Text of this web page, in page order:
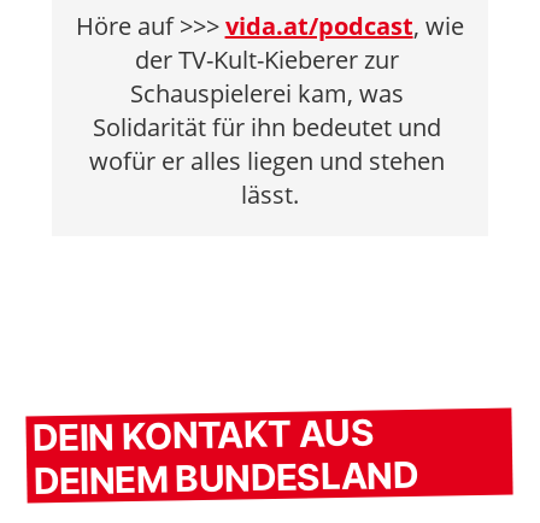
Höre auf >>> vida.at/podcast, wie
der TV-Kult-Kieberer zur
Schauspielerei kam, was
Solidarität für ihn bedeutet und
wofür er alles liegen und stehen
lässt.
DEIN KONTAKT AUS
DEINEM BUNDESLAND